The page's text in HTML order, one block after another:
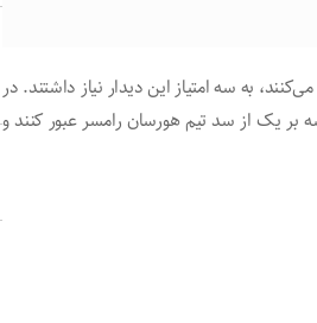
به سه امتیاز این دیدار نیاز داشتند. در
بر یک از سد تیم هورسان رامسر عبور کنند و